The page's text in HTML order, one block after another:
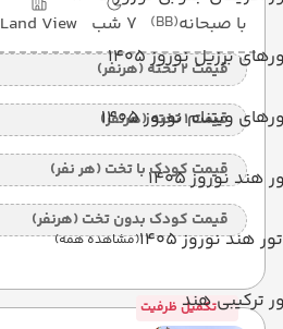
برزیل نوروز 1405
ویتنام نوروز 1405
هند نوروز 1405
تور هند نوروز 1405 (مشاهده همه)
ترکیبی هند
با صبحانه(BB) 7 شب Land View
قیمت 2 تخته (هرنفر)
قیمت 1 تخته (هرنفر)
قیمت کودک با تخت (هر نفر)
قیمت کودک بدون تخت (هرنفر)
تکمیل ظرفیت